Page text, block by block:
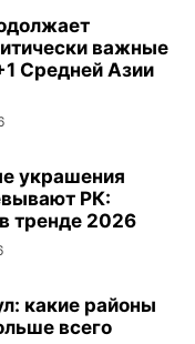
важные
Средней Азии
украшения
РК:
тренде 2026
какие районы
всего